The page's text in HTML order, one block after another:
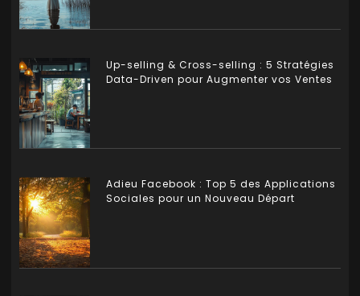
Up-selling & Cross-selling : 5 Stratégies
Data-Driven pour Augmenter vos Ventes
Adieu Facebook : Top 5 des Applications
Sociales pour un Nouveau Départ